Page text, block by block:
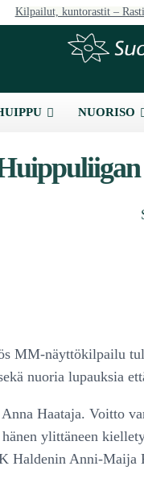
Kilpailut, kuntorastit –
NUORISO
näyttökilpailu
nuoria lupauksia
Haataja. Voitto
ylittäneen
Haldenin Anni-Maija